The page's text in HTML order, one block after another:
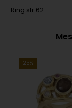
Ring str 62
25%